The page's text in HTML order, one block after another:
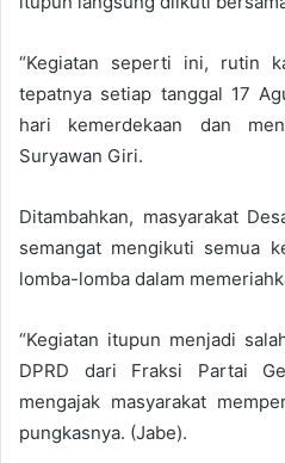
“Kegiatan seperti ini, rutin
tepatnya setiap tanggal 17
hari kemerdekaan dan
Suryawan Giri.
Ditambahkan, masyarakat
semangat mengikuti semua
lomba-lomba dalam
“Kegiatan itupun menjadi
DPRD dari Fraksi Partai
mengajak masyarakat
pungkasnya. (Jabe).